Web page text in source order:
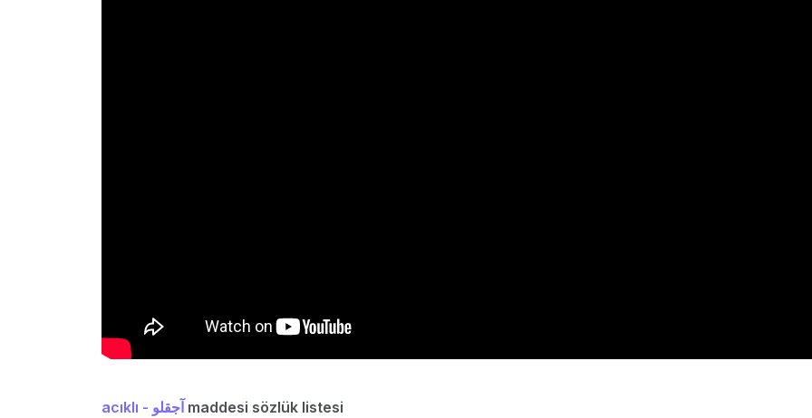
acıklı - آجقلو maddesi sözlük listesi